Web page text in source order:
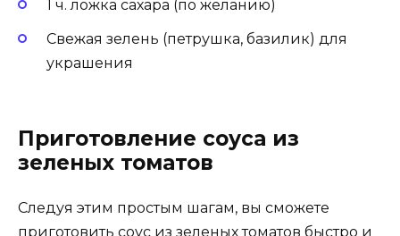
1 ч. ложка сахара (по желанию)
Свежая зелень (петрушка, базилик) для
украшения
Приготовление соуса из
зеленых томатов
Следуя этим простым шагам, вы сможете
приготовить соус из зеленых томатов быстро и